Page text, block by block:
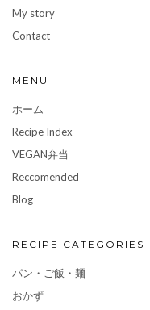
My story
Contact
MENU
ホーム
Recipe Index
VEGAN弁当
Reccomended
Blog
RECIPE CATEGORIES
パン・ご飯・麺
おかず